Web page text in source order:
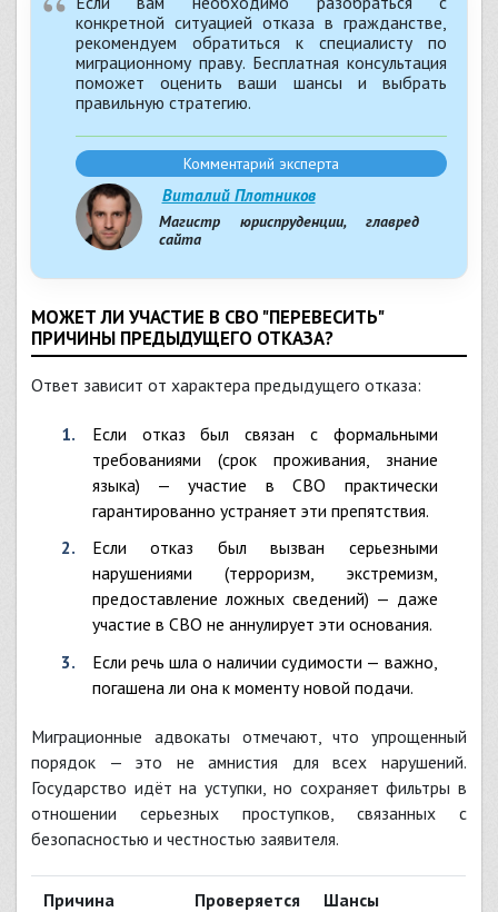
конкретной ситуацией отказа в гражданстве,
рекомендуем обратиться к специалисту по
миграционному праву. Бесплатная консультация
поможет оценить ваши шансы и выбрать
правильную стратегию.
Виталий Плотников
Магистр юриспруденции, главред
сайта
Комментарий эксперта
МОЖЕТ ЛИ УЧАСТИЕ В СВО "ПЕРЕВЕСИТЬ"
ПРИЧИНЫ ПРЕДЫДУЩЕГО ОТКАЗА?
Ответ зависит от характера предыдущего отказа:
Если отказ был связан с формальными
требованиями (срок проживания, знание
языка) — участие в СВО практически
гарантированно устраняет эти препятствия.
Если отказ был вызван серьезными
нарушениями (терроризм, экстремизм,
предоставление ложных сведений) — даже
участие в СВО не аннулирует эти основания.
Если речь шла о наличии судимости — важно,
погашена ли она к моменту новой подачи.
Миграционные адвокаты отмечают, что упрощенный
порядок — это не амнистия для всех нарушений.
Государство идёт на уступки, но сохраняет фильтры в
отношении серьезных проступков, связанных с
безопасностью и честностью заявителя.
Причина
Проверяется
Шансы